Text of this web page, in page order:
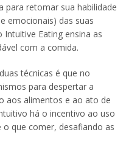
para retomar sua habilidade
emocionais) das suas
Intuitive Eating ensina as
com a comida.
técnicas é que no
para despertar a
aos alimentos e ao ato de
há o incentivo ao uso
que comer, desafiando as